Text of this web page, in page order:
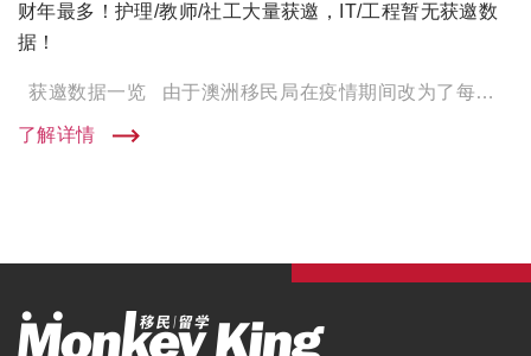
财年最多！护理/教师/社工大量获邀，IT/工程暂无获邀数
据！
获邀数据一览 由于澳洲移民局在疫情期间改为了每三个月发放一次189邀请，所以今天的战报是继1月21日之 […]
了解详情